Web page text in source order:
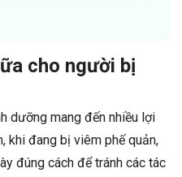
cho người bị
dưỡng mang đến nhiều lợi
khi đang bị viêm phế quản,
đúng cách để tránh các tác